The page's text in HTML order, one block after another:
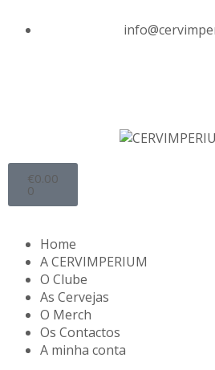
€0.00
0
Home
A CERVIMPERIUM
O Clube
As Cervejas
O Merch
Os Contactos
A minha conta